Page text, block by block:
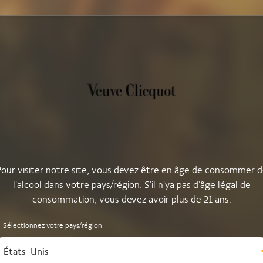
visiter notre site, vous devez être en âge de consommer
l'alcool dans votre pays/région. S'il n'ya pas d'âge légal de
consommation, vous devez avoir plus de 21 ans.
Sélectionnez votre pays/région
États-Unis